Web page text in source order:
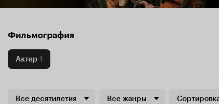
Фильмография
Актер 1
Все десятилетия Все жанры